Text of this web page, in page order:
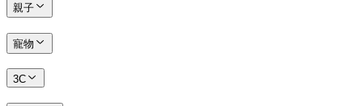
親子
寵物
3C